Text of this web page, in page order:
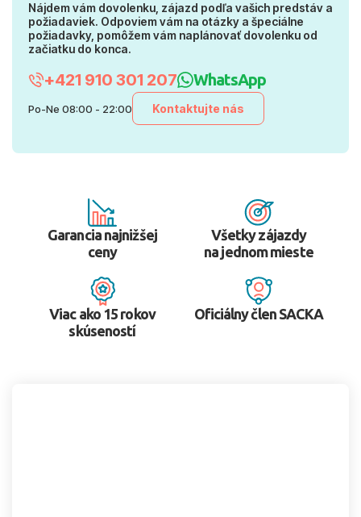
Nájdem vám dovolenku, zájazd podľa vašich predstáv a
požiadaviek. Odpoviem vám na otázky a špeciálne
požiadavky, pomôžem vám naplánovať dovolenku od
začiatku do konca.
+421 910 301 207 WhatsApp
Po-Ne 08:00 - 22:00 Kontaktujte nás
Garancia najnižšej
ceny
Všetky zájazdy
na jednom mieste
Viac ako 15 rokov
skúseností
Oficiálny člen SACKA